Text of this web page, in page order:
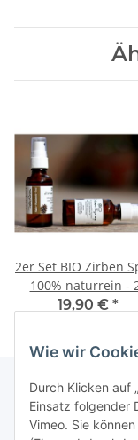
Wie wir
Durch Klicken auf
Einsatz folgender
Vimeo. Sie
2er Set BIO Zirben
100% naturrein -
30ml - Kissen und
19,90 € *